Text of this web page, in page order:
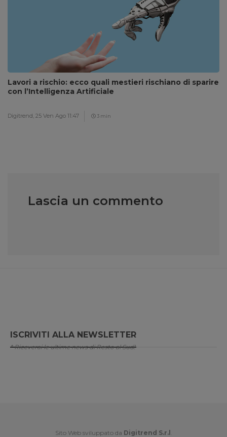
Lavori a rischio: ecco quali mestieri rischiano di sparire
con l’Intelligenza Artificiale
Digitrend, 25 Ven Ago 11:47 3 min
Lascia un commento
ISCRIVITI ALLA NEWSLETTER
* Riceverai le ultime news di Resto al Sud!
Sito Web sviluppato da Digitrend S.r.l .